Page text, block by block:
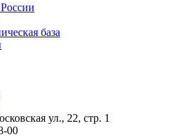
база
ул., 22, стр. 1
00